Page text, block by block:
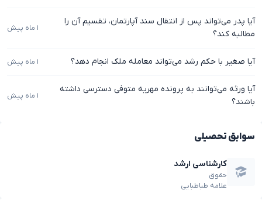
آیا پدر می‌تواند پس از انتقال سند آپارتمان، تقسیم آن را
مطالبه کند؟
۱ ماه پیش
آیا صغیر با حکم رشد می‌تواند معامله ملک انجام دهد؟ ۱ ماه پیش
آیا ورثه می‌توانند به پرونده مهریه متوفی دسترسی داشته
باشند؟
۱ ماه پیش
سوابق تحصیلی
کارشناسی ارشد
حقوق
علامه طباطبایی